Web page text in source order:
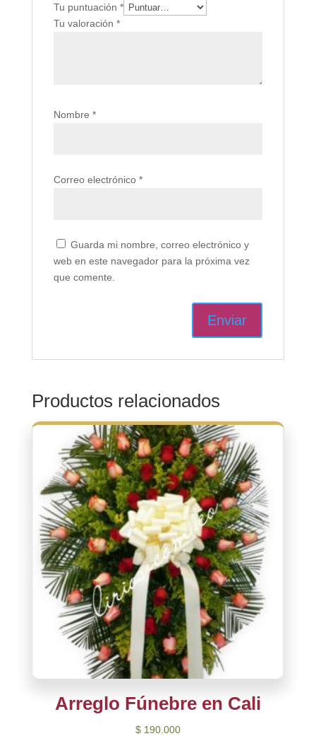
Tu puntuación *
Tu valoración *
Nombre *
Correo electrónico *
Guarda mi nombre, correo electrónico y
web en este navegador para la próxima vez
que comente.
Productos relacionados
Arreglo Fúnebre en Cali
$190.000